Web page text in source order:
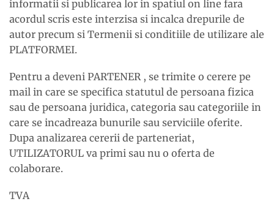
informatii si publicarea lor in spatiul on line fara
acordul scris este interzisa si incalca drepurile de
autor precum si Termenii si conditiile de utilizare ale
PLATFORMEI.
Pentru a deveni PARTENER , se trimite o cerere pe
mail in care se specifica statutul de persoana fizica
sau de persoana juridica, categoria sau categoriile in
care se incadreaza bunurile sau serviciile oferite.
Dupa analizarea cererii de parteneriat,
UTILIZATORUL va primi sau nu o oferta de
colaborare.
TVA